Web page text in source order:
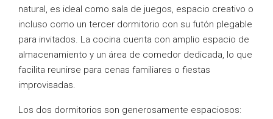
natural, es ideal como sala de juegos, espacio creativo o
incluso como un tercer dormitorio con su futón plegable
para invitados. La cocina cuenta con amplio espacio de
almacenamiento y un área de comedor dedicada, lo que
facilita reunirse para cenas familiares o fiestas
improvisadas.
Los dos dormitorios son generosamente espaciosos: